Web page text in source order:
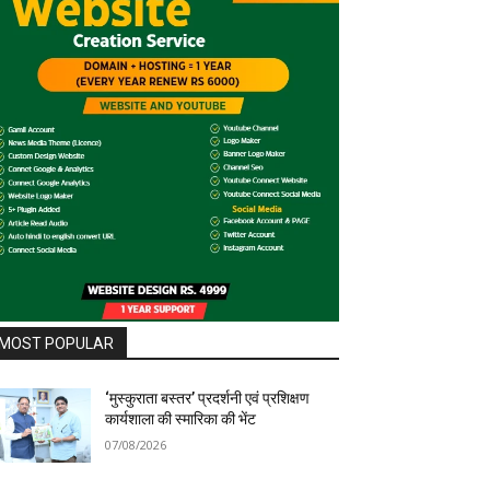
POPULAR
‘मुस्कुराता बस्तर’ प्रदर्शनी एवं प्रशिक्षण
कार्यशाला की स्मारिका की भेंट
07/08/2026